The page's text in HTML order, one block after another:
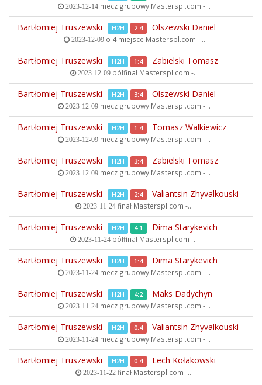
2023-12-14 mecz grupowy Masterspl.com -...
Bartłomiej Truszewski H2H 2:4 Olszewski Daniel
2023-12-09o 4 miejsce Masterspl.com -...
Bartłomiej Truszewski H2H 1:4 Zabielski Tomasz
2023-12-09półfinał Masterspl.com -...
Bartłomiej Truszewski H2H 3:4 Olszewski Daniel
2023-12-09 mecz grupowy Masterspl.com -...
Bartłomiej Truszewski H2H 1:4 Tomasz Walkiewicz
2023-12-09 mecz grupowy Masterspl.com -...
Bartłomiej Truszewski H2H 3:4 Zabielski Tomasz
2023-12-09 mecz grupowy Masterspl.com -...
Bartłomiej Truszewski H2H 2:4 Valiantsin Zhyvalkouski
2023-11-24 finał Masterspl.com -...
Bartłomiej Truszewski H2H 4:1 Dima Starykevich
2023-11-24półfinał Masterspl.com -...
Bartłomiej Truszewski H2H 1:4 Dima Starykevich
2023-11-24 mecz grupowy Masterspl.com -...
Bartłomiej Truszewski H2H 4:2 Maks Dadychyn
2023-11-24 mecz grupowy Masterspl.com -...
Bartłomiej Truszewski H2H 0:4 Valiantsin Zhyvalkouski
2023-11-24 mecz grupowy Masterspl.com -...
Bartłomiej Truszewski H2H 0:4 Lech Kołakowski
2023-11-22 finał Masterspl.com -...